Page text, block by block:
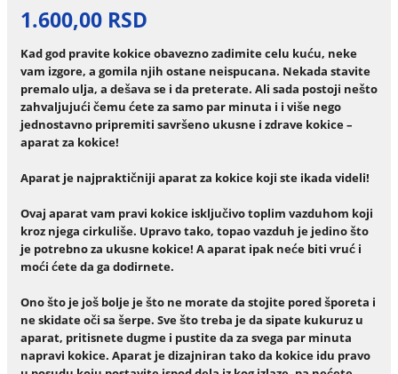
1.600,00 RSD
Kad god pravite kokice obavezno zadimite celu kuću, neke
vam izgore, a gomila njih ostane neispucana. Nekada stavite
premalo ulja, a dešava se i da preterate. Ali sada postoji nešto
zahvaljujući čemu ćete za samo par minuta i i više nego
jednostavno pripremiti savršeno ukusne i zdrave kokice –
aparat za kokice!
Aparat je najpraktičniji aparat za kokice koji ste ikada videli!
Ovaj aparat vam pravi kokice isključivo toplim vazduhom koji
kroz njega cirkuliše. Upravo tako, topao vazduh je jedino što
je potrebno za ukusne kokice! A aparat ipak neće biti vruć i
moći ćete da ga dodirnete.
Ono što je još bolje je što ne morate da stojite pored šporeta i
ne skidate oči sa šerpe. Sve što treba je da sipate kukuruz u
aparat, pritisnete dugme i pustite da za svega par minuta
napravi kokice. Aparat je dizajniran tako da kokice idu pravo